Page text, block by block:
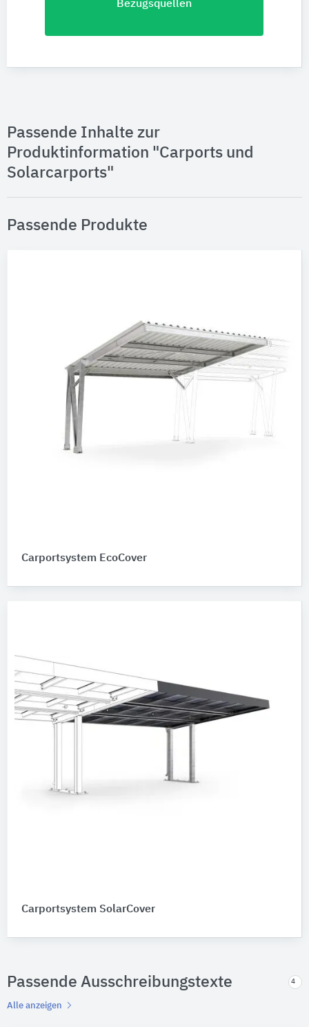
Bezugsquellen
Passende Inhalte zur
Produktinformation "Carports und
Solarcarports"
Passende Produkte
Carportsystem EcoCover
Carportsystem SolarCover
Passende Ausschreibungstexte 4
Alle anzeigen